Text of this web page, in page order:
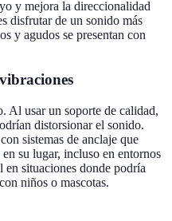
y mejora la direccionalidad
disfrutar de un sonido más
y agudos se presentan con
Al usar un soporte de calidad,
distorsionar el sonido.
sistemas de anclaje que
su lugar, incluso en entornos
en situaciones donde podría
niños o mascotas.